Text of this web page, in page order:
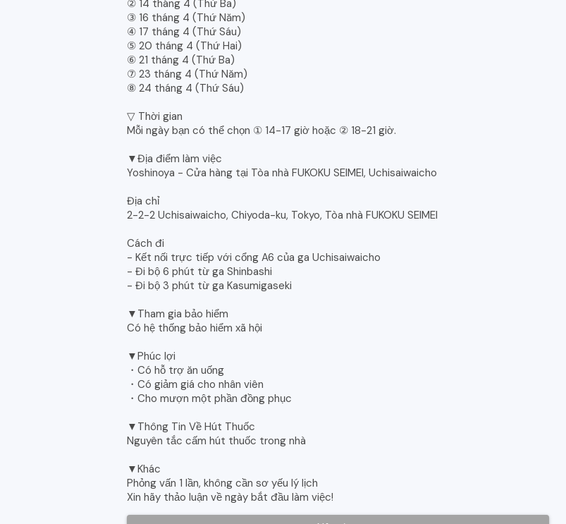
② 14 tháng 4 (Thứ Ba)
③ 16 tháng 4 (Thứ Năm)
④ 17 tháng 4 (Thứ Sáu)
⑤ 20 tháng 4 (Thứ Hai)
⑥ 21 tháng 4 (Thứ Ba)
⑦ 23 tháng 4 (Thứ Năm)
⑧ 24 tháng 4 (Thứ Sáu)
▽ Thời gian
Mỗi ngày bạn có thể chọn ① 14-17 giờ hoặc ② 18-21 giờ.
▼Địa điểm làm việc
Yoshinoya - Cửa hàng tại Tòa nhà FUKOKU SEIMEI, Uchisaiwaicho
Địa chỉ
2-2-2 Uchisaiwaicho, Chiyoda-ku, Tokyo, Tòa nhà FUKOKU SEIMEI
Cách đi
- Kết nối trực tiếp với cổng A6 của ga Uchisaiwaicho
- Đi bộ 6 phút từ ga Shinbashi
- Đi bộ 3 phút từ ga Kasumigaseki
▼Tham gia bảo hiểm
Có hệ thống bảo hiểm xã hội
▼Phúc lợi
・Có hỗ trợ ăn uống
・Có giảm giá cho nhân viên
・Cho mượn một phần đồng phục
▼Thông Tin Về Hút Thuốc
Nguyên tắc cấm hút thuốc trong nhà
▼Khác
Phỏng vấn 1 lần, không cần sơ yếu lý lịch
Xin hãy thảo luận về ngày bắt đầu làm việc!